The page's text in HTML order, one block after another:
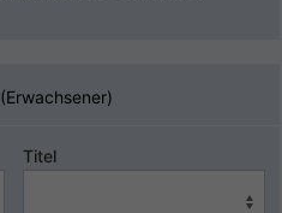
(Erwachsener)
Titel